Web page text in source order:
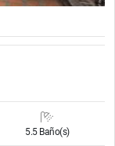
5.5 Baño(s)